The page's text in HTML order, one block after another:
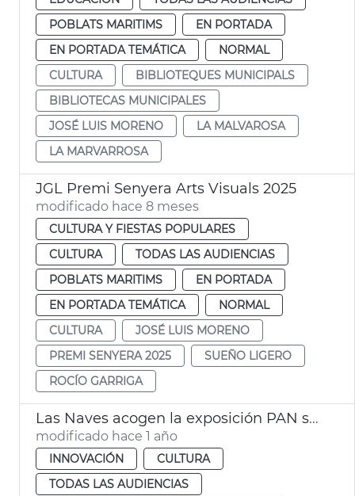
POBLATS MARITIMS
EN PORTADA
EN PORTADA TEMÁTICA
NORMAL
CULTURA
BIBLIOTEQUES MUNICIPALS
BIBLIOTECAS MUNICIPALES
JOSÉ LUIS MORENO
LA MALVAROSA
LA MARVARROSA
JGL Premi Senyera Arts Visuals 2025
modificado hace 8 meses
CULTURA Y FIESTAS POPULARES
CULTURA
TODAS LAS AUDIENCIAS
POBLATS MARITIMS
EN PORTADA
EN PORTADA TEMÁTICA
NORMAL
CULTURA
JOSÉ LUIS MORENO
PREMI SENYERA 2025
SUEÑO LIGERO
ROCÍO GARRIGA
Las Naves acogen la exposición PAN sobre alimentación infantil
modificado hace 1 año
INNOVACIÓN
CULTURA
TODAS LAS AUDIENCIAS